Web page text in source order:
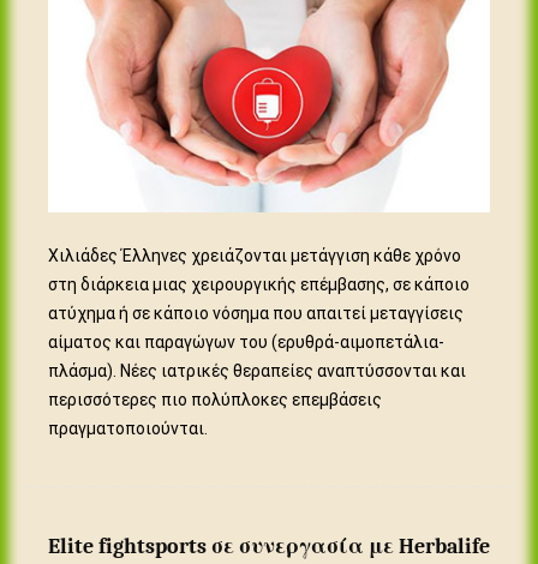
Χιλιάδες Έλληνες χρειάζονται μετάγγιση κάθε χρόνο
στη διάρκεια μιας χειρουργικής επέμβασης, σε κάποιο
ατύχημα ή σε κάποιο νόσημα που απαιτεί μεταγγίσεις
αίματος και παραγώγων του (ερυθρά-αιμοπετάλια-
πλάσμα). Νέες ιατρικές θεραπείες αναπτύσσονται και
περισσότερες πιο πολύπλοκες επεμβάσεις
πραγματοποιούνται.
Elite fightsports σε συνεργασία με Herbalife